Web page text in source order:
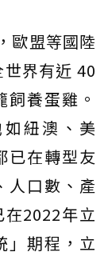
歐盟等國陸
界有近 40
養蛋雞。
紐澳、美
已在轉型友
人口數、產
2022年立
」期程，立